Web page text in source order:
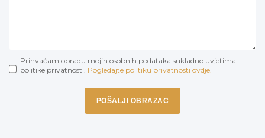
Prihvaćam obradu mojih osobnih podataka sukladno uvjetima
politike privatnosti. Pogledajte politiku privatnosti ovdje.